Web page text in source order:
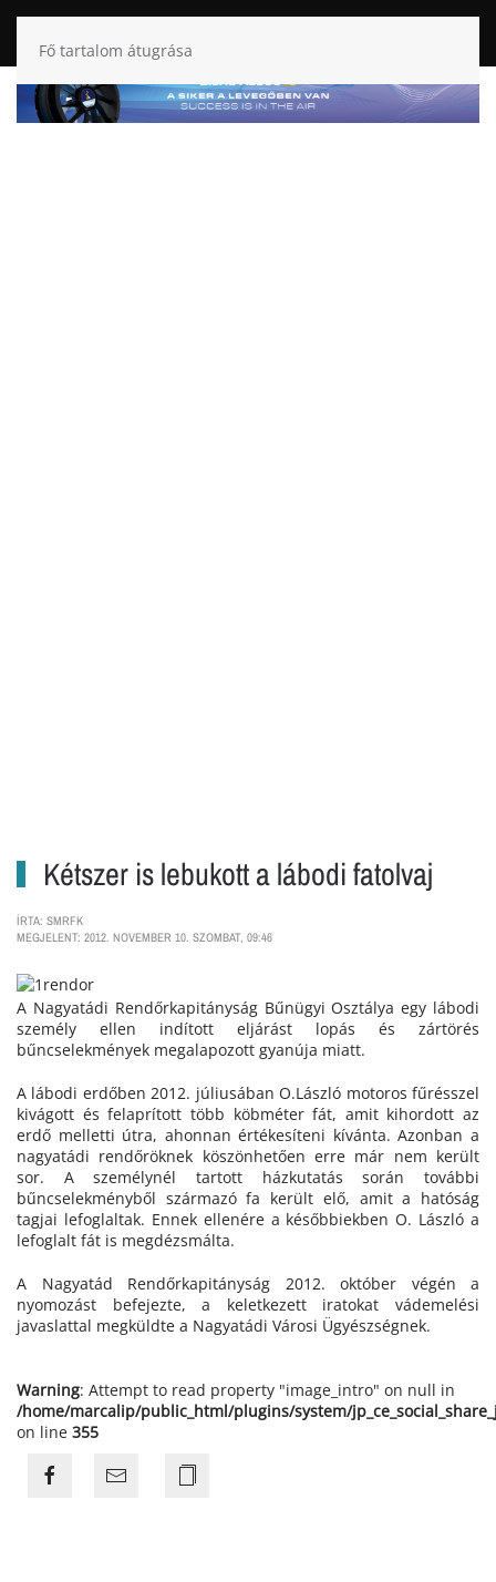
Fő tartalom átugrása
Kétszer is lebukott a lábodi fatolvaj
ÍRTA: SMRFK
MEGJELENT: 2012. NOVEMBER 10. SZOMBAT, 09:46
A Nagyatádi Rendőrkapitányság Bűnügyi Osztálya egy lábodi
személy ellen indított eljárást lopás és zártörés
bűncselekmények megalapozott gyanúja miatt.
A lábodi erdőben 2012. júliusában O.László motoros fűrésszel
kivágott és felaprított több köbméter fát, amit kihordott az
erdő melletti útra, ahonnan értékesíteni kívánta. Azonban a
nagyatádi rendőröknek köszönhetően erre már nem került
sor. A személynél tartott házkutatás során további
bűncselekményből származó fa került elő, amit a hatóság
tagjai lefoglaltak. Ennek ellenére a későbbiekben O. László a
lefoglalt fát is megdézsmálta.
A Nagyatád Rendőrkapitányság 2012. október végén a
nyomozást befejezte, a keletkezett iratokat vádemelési
javaslattal megküldte a Nagyatádi Városi Ügyészségnek.
Warning: Attempt to read property "image_intro" on null in
/home/marcalip/public_html/plugins/system/
on line 355